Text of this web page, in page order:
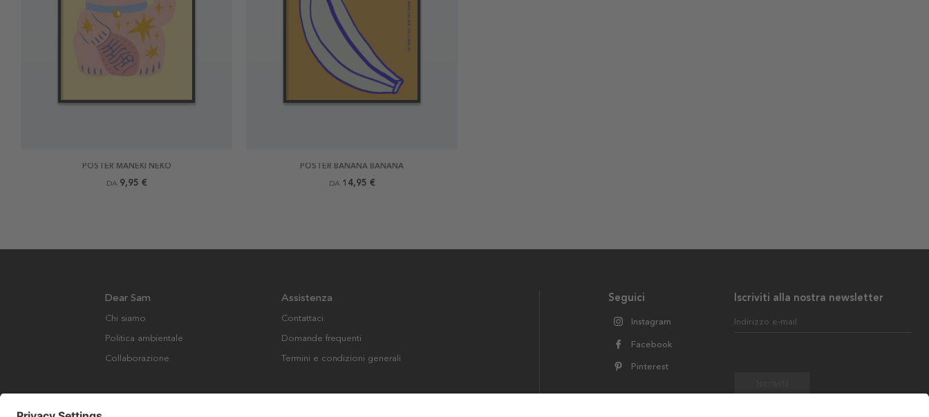
POSTER MANEKI NEKO
DA 9,95 €
POSTER BANANA BANANA
DA 14,95 €
Iscriviti alla nostra newsletter
Indirizzo e-mail
Seguici
Instagram
Facebook
Pinterest
Dear Sam
Chi siamo
Politica ambientale
Collaborazione
Assistenza
Contattaci
Domande frequenti
Termini e condizioni generali